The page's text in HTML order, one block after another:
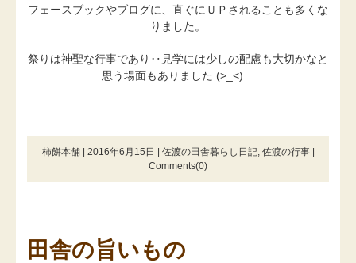
フェースブックやブログに、直ぐにＵＰされることも多くな
りました。
祭りは神聖な行事であり‥見学には少しの配慮も大切かなと
思う場面もありました (>_<)
柿餅本舗 | 2016年6月15日 | 佐渡の田舎暮らし日記, 佐渡の行事|
Comments(0)
田舎の旨いもの